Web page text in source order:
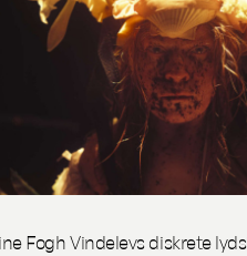
Fogh Vindelevs diskrete